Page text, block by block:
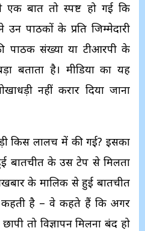
एक बात तो स्पष्ट हो गई कि
पाठकों के प्रति जिम्मेदारी
पाठक संख्या या टीआरपी के
बताता है। मीडिया का यह
नहीं करार दिया जाना
किस लालच में की गई? इसका
बातचीत के उस टेप से मिलता
के मालिक से हुई बातचीत
कहती है – वे कहते हैं कि अगर
तो विज्ञापन मिलना बंद हो